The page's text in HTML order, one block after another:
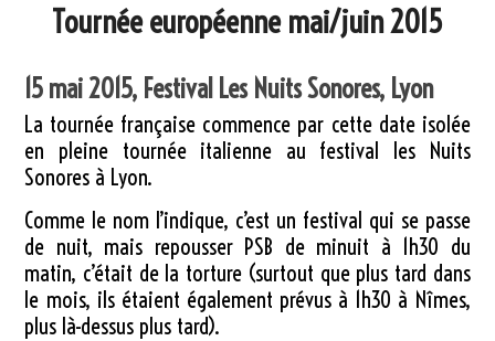
Tournée européenne mai/juin 2015
15 mai 2015, Festival Les Nuits Sonores, Lyon
La tournée française commence par cette date isolée
en pleine tournée italienne au festival les Nuits
Sonores à Lyon.
Comme le nom l’indique, c’est un festival qui se passe
de nuit, mais repousser PSB de minuit à 1h30 du
matin, c’était de la torture (surtout que plus tard dans
le mois, ils étaient également prévus à 1h30 à Nîmes,
plus là-dessus plus tard).